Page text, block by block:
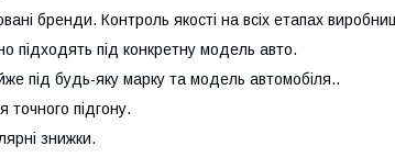
бренди. Контроль якості на всіх етапах
підходять під конкретну модель авто.
під будь-яку марку та модель автомобіля..
підгону.
знижки.